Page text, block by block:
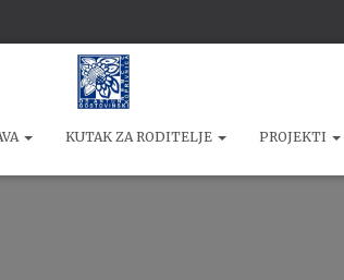
KUTAK ZA RODITELJE PROJEKTI